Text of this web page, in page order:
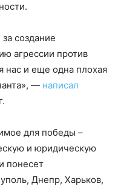
создание
агрессии против
нас и еще одна плохая
— написал
для победы –
и юридическую
понесет
Днепр, Харьков,